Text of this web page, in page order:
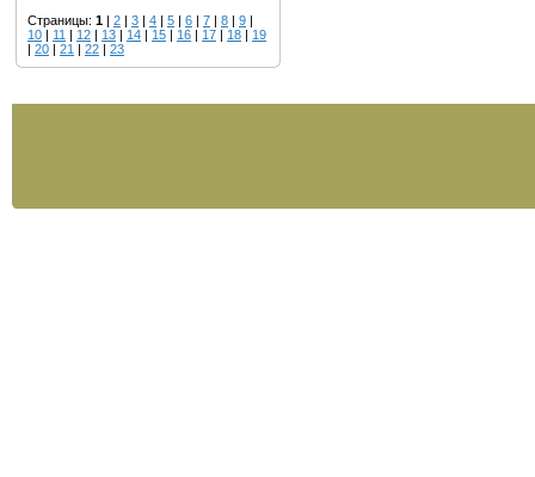
Страницы: 1 | 2 | 3 | 4 | 5 | 6 | 7 | 8 | 9 |
10 | 11 | 12 | 13 | 14 | 15 | 16 | 17 | 18 | 19
| 20 | 21 | 22 | 23